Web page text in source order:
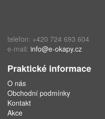
telefon: +420 724 693 604
e-mail: info@e-okapy.cz
Praktické informace
O nás
Obchodní podmínky
Kontakt
Akce